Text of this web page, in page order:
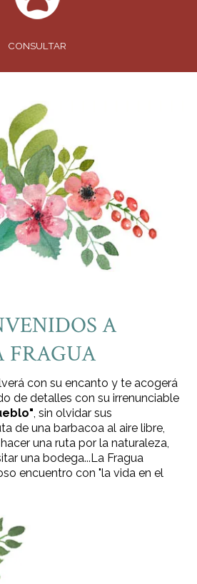
CONSULTAR
A
FRAGUA
con su encanto y te acogerá
de detalles con su irrenunciable
, sin olvidar sus
de una barbacoa al aire libre,
una ruta por la naturaleza,
una bodega...La Fragua
encuentro con "la vida en el